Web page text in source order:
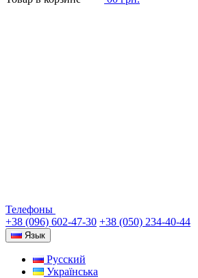
Телефоны
+38 (096) 602-47-30 +38 (050) 234-40-44
Язык
Русский
Українська